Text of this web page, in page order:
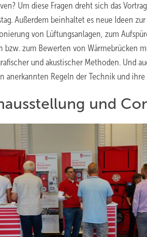
Um diese Fragen dreht sich das
Außerdem beinhaltet es neue Ideen zur
von Lüftungsanlagen, zum
bzw. zum Bewerten von Wärmebrücken
und akustischer Methoden. Und
anerkannten Regeln der Technik und
und